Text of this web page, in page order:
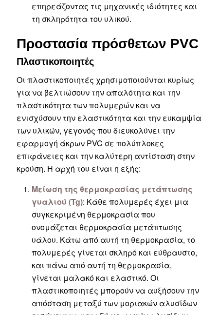
επηρεάζοντας τις μηχανικές ιδιότητες και
τη σκληρότητα του υλικού.
Προστασία πρόσθετων PVC
Πλαστικοποιητές
Οι πλαστικοποιητές χρησιμοποιούνται κυρίως
για να βελτιώσουν την απαλότητα και την
πλαστικότητα των πολυμερών και να
ενισχύσουν την ελαστικότητα και την ευκαμψία
των υλικών, γεγονός που διευκολύνει την
εφαρμογή άκρων PVC σε πολύπλοκες
επιφάνειες και την καλύτερη αντίσταση στην
κρούση. Η αρχή του είναι η εξής:
Μείωση της θερμοκρασίας μετάπτωσης
γυαλιού (Tg): Κάθε πολυμερές έχει μια
συγκεκριμένη θερμοκρασία που
ονομάζεται θερμοκρασία μετάπτωσης
υάλου. Κάτω από αυτή τη θερμοκρασία, το
πολυμερές γίνεται σκληρό και εύθραυστο,
και πάνω από αυτή τη θερμοκρασία,
γίνεται μαλακό και ελαστικό. Οι
πλαστικοποιητές μπορούν να αυξήσουν την
απόσταση μεταξύ των μοριακών αλυσίδων